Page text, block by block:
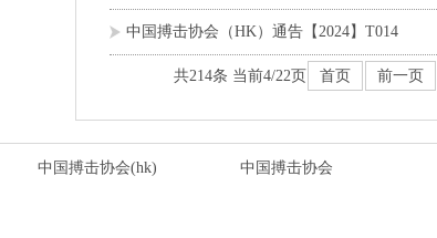
中国搏击协会（HK）通告【2024】T014
共214条 当前4/22页 首页 前一页
中国搏击协会(hk) 中国搏击协会